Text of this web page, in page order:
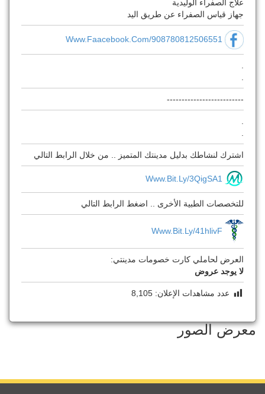
علاج الصفراء الوليدية
جهاز قياس الصفراء عن طريق اليد
Www.faacebook.com/908780812506551
--------------------------
اشترك لنشاطك بدليل مدينتك المتميز .. من خلال الرابط التالي
Www.bit.ly/3QigSA1
للتخصصات الطبية الأخرى .. اضغط الرابط التالي
Www.bit.ly/41hlivF
العرض لحاملي كارت خصومات مدينتي:
لا يوجد عروض
عدد مشاهدات الإعلان: 8,105
معرض الصور